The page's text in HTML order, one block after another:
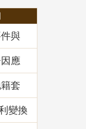
與
之1
講
應
講
套
變換